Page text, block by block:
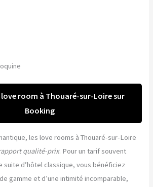
love room à Thouaré-sur-Loire sur
Booking
les love rooms à Thouaré-sur-Loire
qualité-prix. Pour un tarif souvent
suite d’hôtel classique, vous bénéficiez
gamme et d’une intimité incomparable,